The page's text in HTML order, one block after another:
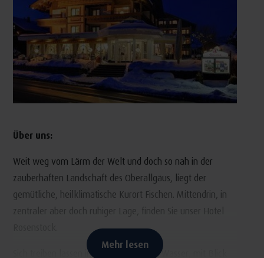
Über uns:
Weit weg vom Lärm der Welt und doch so nah in der
zauberhaften Landschaft des Oberallgäus, liegt der
gemütliche, heilklimatische Kurort Fischen. Mittendrin, in
zentraler aber doch ruhiger Lage, finden Sie unser Hotel
Sich treiben lassen im herrlich warmen Wasser, mit Blick
Mehr lesen